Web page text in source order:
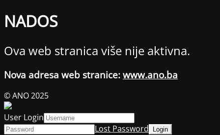
NADOS
Ova web stranica više nije aktivna.
Nova adresa web stranice: www.ano.ba
© ANO 2025
User Login
Lost Password